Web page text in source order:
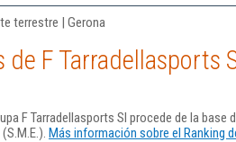
terrestre | Gerona
F Tarradellasports
F Tarradellasports Sl procede de la base
Más información sobre el Ranking